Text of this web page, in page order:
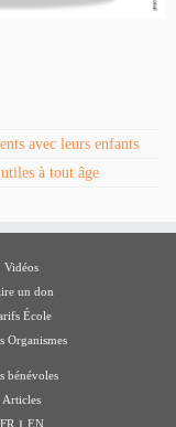
avec leurs enfants
à tout âge
Vidéos
un don
École
Organismes
bénévoles
Articles
FR ı EN